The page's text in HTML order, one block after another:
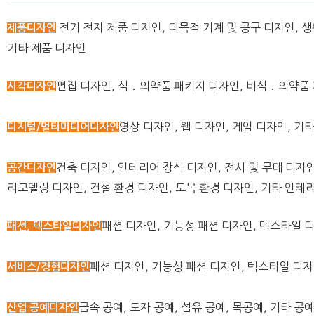
제품디자인 전기 전자 제품 디자인, 다목적 기계 및 공구 디자인,
기타 제품 디자인
시각디자인 편집 디자인, 식 ․ 의약품 패키지 디자인, 비식 ․ 의약
디지털/멀티미디어디자인 영상 디자인, 웹 디자인, 게임 디자인, 기
공간디자인 건축 디자인, 인테리어 장식 디자인, 전시 및 무대 디자
리모델링 디자인, 건설 환경 디자인, 토목 환경 디자인, 기타 인테
패션, 텍스타일디자인패션 디자인, 기능성 패션 디자인, 텍스타일
서비스/경험디자인패션 디자인, 기능성 패션 디자인, 텍스타일 디
산업 공예디자인 금속 공예, 도자 공예, 섬유 공예, 목공예, 기타 공예